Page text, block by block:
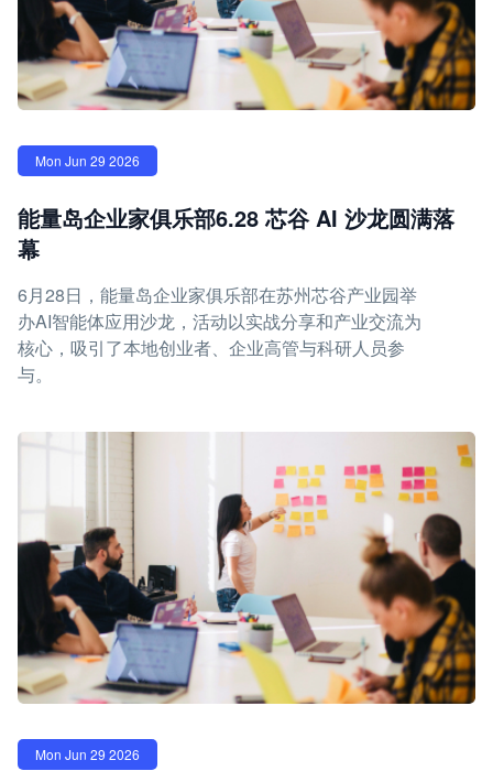
Mon Jun 29 2026
能量岛企业家俱乐部6.28 芯谷 AI 沙龙圆满落
幕
6月28日，能量岛企业家俱乐部在苏州芯谷产业园举
办AI智能体应用沙龙，活动以实战分享和产业交流为
核心，吸引了本地创业者、企业高管与科研人员参
与。
Mon Jun 29 2026